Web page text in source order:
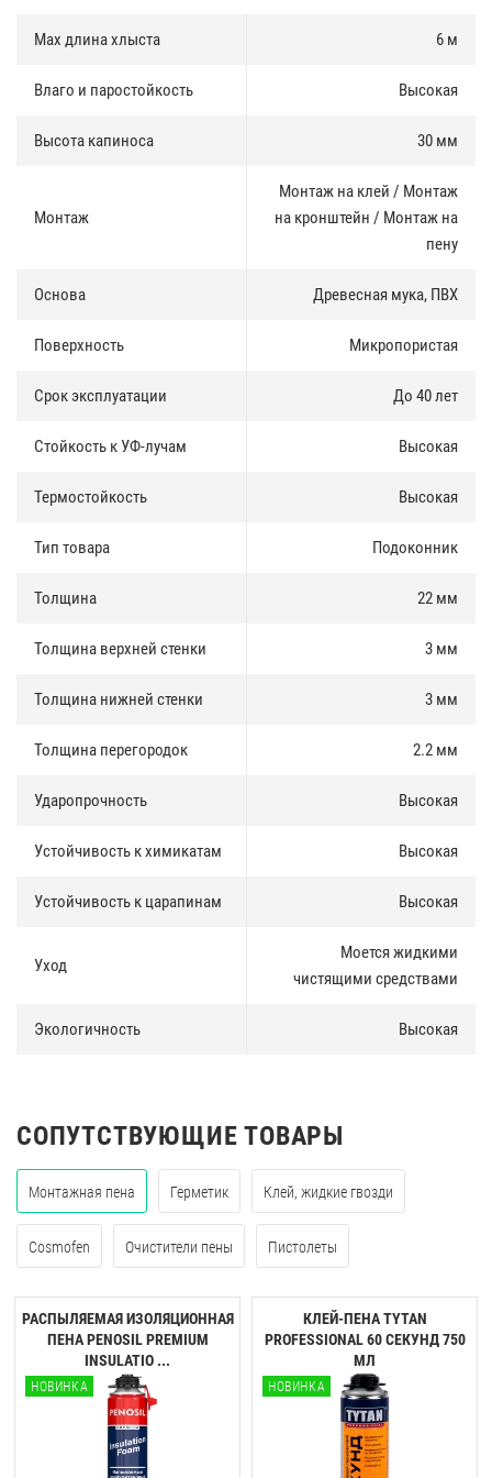
150°С; Температура размягчения по Вика при длительном
воздействии t + 81°С (ГОСТ 15088-83 t +75°С); Стойкость к удару
Светостойкость 20 лет; Пожаробезопасен. Самозатухающий
компоненты.
Max длина хлыста 6 м
Влаго и паростойкость Высокая
Высота капиноса 30 мм
Монтаж
Монтаж на клей / Монтаж
на кронштейн / Монтаж на
пену
Основа Древесная мука, ПВХ
Поверхность Микропористая
Срок эксплуатации До 40 лет
Стойкость к УФ-лучам Высокая
Термостойкость Высокая
Тип товара Подоконник
Толщина 22 мм
Толщина верхней стенки 3 мм
Толщина нижней стенки 3 мм
Толщина перегородок 2.2 мм
Ударопрочность Высокая
Устойчивость к химикатам Высокая
Устойчивость к царапинам Высокая
Уход
Моется жидкими
чистящими средствами
Экологичность Высокая
СОПУТСТВУЮЩИЕ ТОВАРЫ
Монтажная пена Герметик Клей, жидкие гвозди
Cosmofen Очистители пены Пистолеты
РАСПЫЛЯЕМАЯ ИЗОЛЯЦИОННАЯ
ПЕНА PENOSIL PREMIUM
INSULATIO ...
НОВИНКА
КЛЕЙ-ПЕНА TYTAN
PROFESSIONAL 60 CЕКУНД 750
МЛ
НОВИНКА